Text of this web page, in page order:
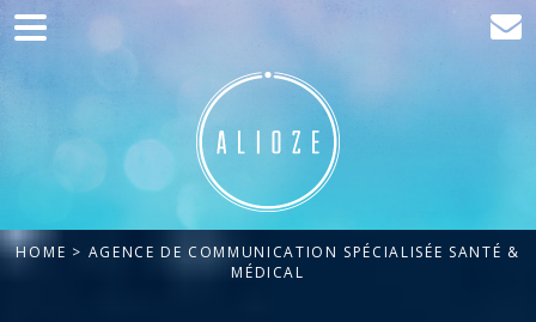
Home
Production web
Acquisition
Clients
HOME > AGENCE DE COMMUNICATION SPÉCIALISÉE SANTÉ &
MÉDICAL